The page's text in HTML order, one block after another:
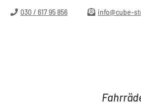
Hauptinhalt springen
Zur Suche springen
Zur Hauptnavigation springen
030 / 617 95 856 info@cube-